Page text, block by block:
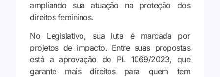
ampliando sua atuação na proteção dos
direitos femininos.
No Legislativo, sua luta é marcada por
projetos de impacto. Entre suas propostas
está a aprovação do PL 1069/2023, que
garante mais direitos para quem tem